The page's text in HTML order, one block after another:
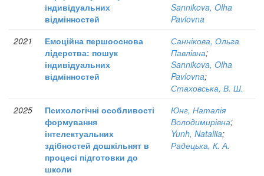
індивідуальних
відмінностей
Sannikova, Olha
Pavlovna
2021
Емоційна першооснова
лідерства: пошук
індивідуальних
відмінностей
Саннікова, Ольга
Павлівна;
Sannikova, Olha
Pavlovna;
Стаховська, В. Ш.
2025
Психологічні особливості
формування
інтелектуальних
здібностей дошкільнят в
процесі підготовки до
школи
Юнг, Наталія
Володимирівна;
Yunh, Nataliia;
Радецька, К. А.